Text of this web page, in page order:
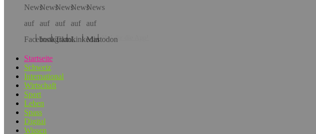
Hol dir die App!
Startseite
Schweiz
International
Wirtschaft
Sport
Leben
Spass
Digital
Wissen